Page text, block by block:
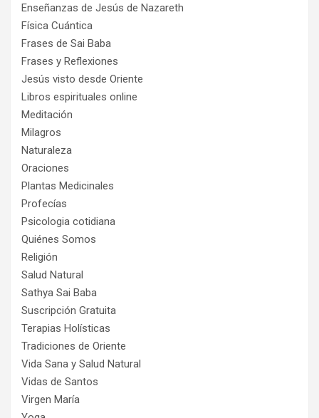
Enseñanzas de Jesús de Nazareth
Física Cuántica
Frases de Sai Baba
Frases y Reflexiones
Jesús visto desde Oriente
Libros espirituales online
Meditación
Milagros
Naturaleza
Oraciones
Plantas Medicinales
Profecías
Psicologia cotidiana
Quiénes Somos
Religión
Salud Natural
Sathya Sai Baba
Suscripción Gratuita
Terapias Holísticas
Tradiciones de Oriente
Vida Sana y Salud Natural
Vidas de Santos
Virgen María